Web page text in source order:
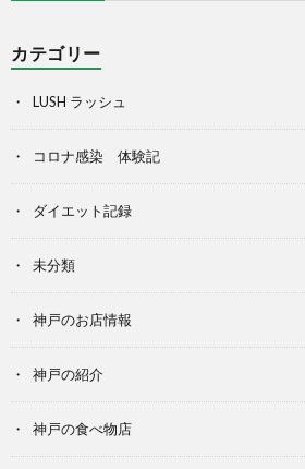
カテゴリー
LUSH ラッシュ
コロナ感染 体験記
ダイエット記録
未分類
神戸のお店情報
神戸の紹介
神戸の食べ物店